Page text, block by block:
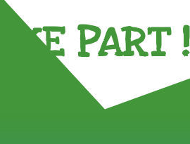
TAKE PART !